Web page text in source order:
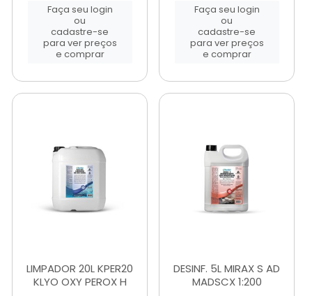
Faça seu login
ou
cadastre-se
para ver preços
e comprar
Faça seu login
ou
cadastre-se
para ver preços
e comprar
LIMPADOR 20L KPER20
KLYO OXY PEROX H
DESINF. 5L MIRAX S AD
MADSCX 1:200